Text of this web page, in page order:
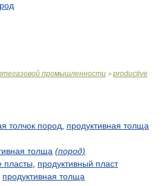
промышленности > productive
толчок пород
продуктивная толща
толща (пород)
пласты
продуктивный пласт
продуктивная толща